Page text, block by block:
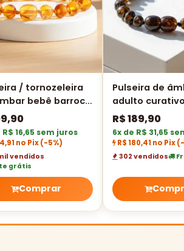
/ tornozeleira
bebê barroco
- 14 cm
R$ 16,65 sem juros
no Pix(-5%)
vendidos
grátis
Comprar
Pulseira de
adulto
green polido
R$189,90
6x de R$ 31,65
R$ 180,41 no Pix
302 vendidos